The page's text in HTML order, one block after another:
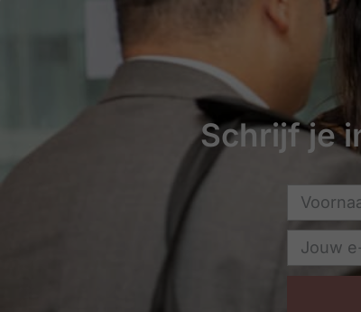
Schrijf je